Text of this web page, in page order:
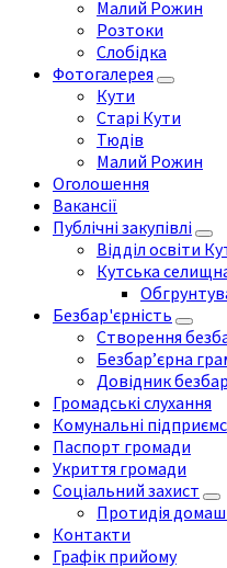
Малий Рожин
Розтоки
Слобідка
Фотогалерея
Кути
Старі Кути
Тюдів
Малий Рожин
Оголошення
Вакансії
Публічні закупівлі
Відділ освіти
Кутська
Безбар'єрність
Створення
Безбар’єрна
Довідник
Громадські слухання
Комунальні
Паспорт громади
Укриття громади
Соціальний захист
Протидія
Контакти
Графік прийому